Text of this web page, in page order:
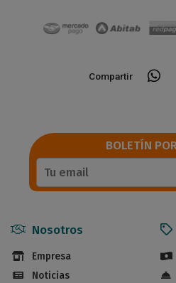
Compartir
BOLETÍN
Nosotros
Empresa
Noticias